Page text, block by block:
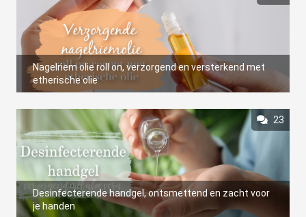
Nagelriem olie roll on, verzorgend en versterkend met
etherische olie
23
Desinfecterende handgel, ontsmettend en zacht voor
je handen